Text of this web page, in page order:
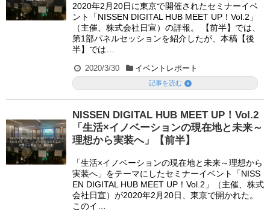
2020年2月20日に東京で開催されたセミナーイベ
ント「NISSEN DIGITAL HUB MEET UP！Vol.2」
（主催、株式会社日宣）の詳報。 【前半】では、
第1部パネルセッションを紹介したが、本稿【後
半】では…
2020/3/30 イベントレポート
記事を読む 
NISSEN DIGITAL HUB MEET UP！Vol.2
「生活×イノベーションの現在地と未来～
理想から実装へ」【前半】
「生活×イノベーションの現在地と未来～理想から
実装へ」をテーマにしたセミナーイベント「NISS
EN DIGITAL HUB MEET UP！Vol.2」（主催、株式
会社日宣）が2020年2月20日、東京で開かれた。
このイ…